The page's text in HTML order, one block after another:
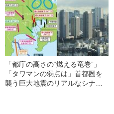
「都庁の高さの“燃える竜巻”」
「タワマンの弱点は」首都圏を
襲う巨大地震のリアルなシナリ